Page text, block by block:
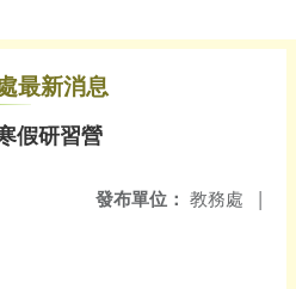
最新消息
假研習營
發布單位： 教務處 |